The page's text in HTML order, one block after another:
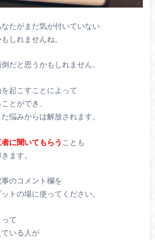
たがまだ気が付いていない
しれませんね。
だと思うかもしれません。
起こすことによって
とができ、
悩みからは解放されます。
に聞いてもらう ことも
ます。
のコメント欄を
トの場に使ってください。
て
いる人が